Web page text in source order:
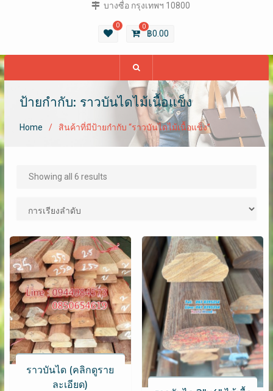
บางซื่อ กรุงเทพฯ 10800
0 0
฿0.00
ป้ายกำกับ: ราวบันไดไม้เนื้อแข็ง
Home สินค้าที่มีป้ายกำกับ “ราวบันไดไม้เนื้อแข็ง”
Showing all 6 results
ราวบันได (คลิกดูราย
ละเอียด)